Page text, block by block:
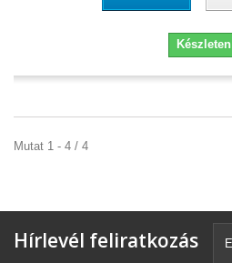
Készleten
Mutat 1 - 4 / 4
Hírlevél feliratkozás